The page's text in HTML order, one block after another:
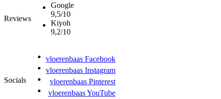
Reviews
Google
9,5/10
Kiyoh
9,2/10
Socials
vloerenbaas Facebook
vloerenbaas Instagram
vloerenbaas Pinterest
vloerenbaas YouTube